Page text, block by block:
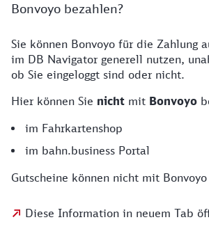
Bonvoyo bezahlen?
Sie können Bonvoyo für die Zahlung
im DB Navigator generell nutzen,
ob Sie eingeloggt sind oder nicht.
Hier können Sie nicht mit Bonvoyo
im Fahrkartenshop
im bahn.business Portal
Gutscheine können nicht mit
Diese Information in neuem Tab